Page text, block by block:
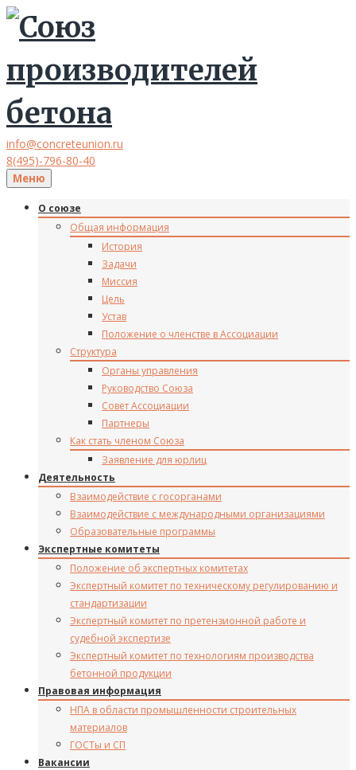
info@concreteunion.ru
8(495)-796-80-40
Меню
О союзе
Общая информация
История
Задачи
Миссия
Цель
Устав
Положение о членстве в Ассоциации
Структура
Органы управления
Руководство Союза
Совет Ассоциации
Партнеры
Как стать членом Союза
Заявление для юрлиц
Деятельность
Взаимодействие с госорганами
Взаимодействие с международными организациями
Образовательные программы
Экспертные комитеты
Положение об экспертных комитетах
Экспертный комитет по техническому регулированию и
стандартизации
Экспертный комитет по претензионной работе и
судебной экспертизе
Экспертный комитет по технологиям производства
бетонной продукции
Правовая информация
НПА в области промышленности строительных
материалов
ГОСТы и СП
Вакансии